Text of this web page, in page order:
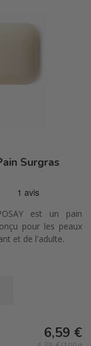
Surgras
est un pain
pour les peaux
et de l'adulte.
6,59 €